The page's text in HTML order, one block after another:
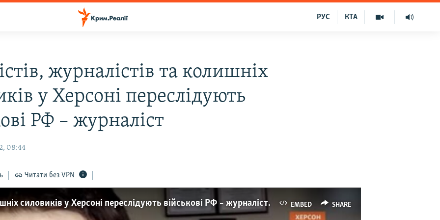
КТА
РУС
журналістів та колишніх
у Херсоні переслідують
РФ – журналіст
08:44
Читати без VPN
EMBED SHARE
Активістів, журналістів та колишніх силовиків у Херсоні переслідують військові РФ − журналіст (відео)